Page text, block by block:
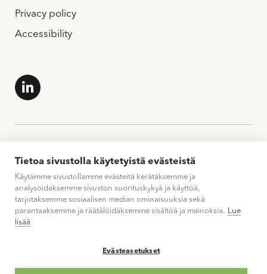
Tietoa sivustolla käytetyistä evästeistä
Käytämme sivustollamme evästeitä kerätäksemme ja
analysoidaksemme sivuston suorituskykyä ja käyttöä,
tarjotaksemme sosiaalisen median ominaisuuksia sekä
parantaaksemme ja räätälöidäksemme sisältöä ja mainoksia. Lue
lisää
Evästeasetukset
Privacy policy
Accessibility